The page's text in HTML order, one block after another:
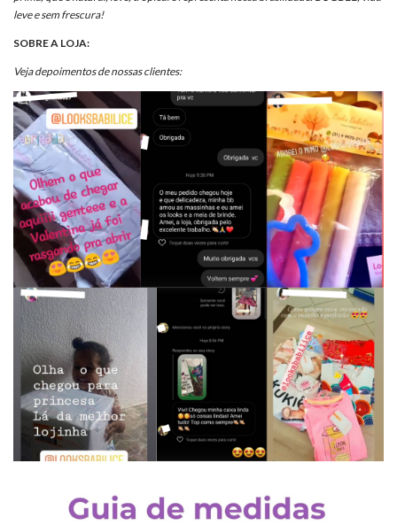
leve e sem frescura!
SOBRE A LOJA:
Veja depoimentos de nossas clientes: